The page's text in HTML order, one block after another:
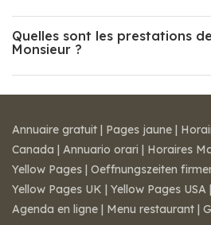
Quelles sont les prestations
Monsieur ?
Annuaire gratuit | Pages jaune |
Canada | Annuario orari | Horaires
Yellow Pages | Oeffnungszeiten
Yellow Pages UK | Yellow Pages USA |
Agenda en ligne | Menu restaurant |